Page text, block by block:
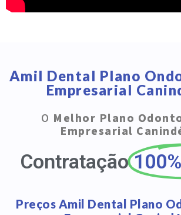
Amil Dental Plano
Empresarial
O Melhor Plano
Empresarial
Contratação
Preços Amil Dental Plano